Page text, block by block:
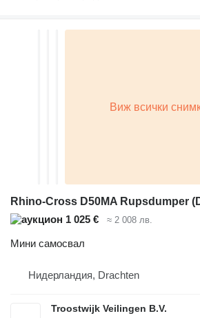
Rhino-Cross D50MA Rupsdumper
1 025 €
≈ 2 008 лв.
Мини самосвал
Нидерландия, Drachten
Troostwijk Veilingen B.V.